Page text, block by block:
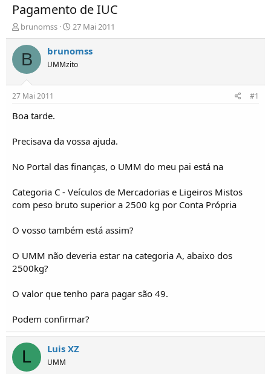
Pagamento de IUC
I
n
i
i
d
o
r
T
p
c
s
brunomss
D
a
t
d
o
27 Mai 2011
B brunomss
UMMzito
27 Mai 2011 #1
Boa tarde.
Precisava da vossa ajuda.
No Portal das finanças, o UMM do meu pai está na
Categoria C - Veículos de Mercadorias e Ligeiros Mistos
com peso bruto superior a 2500 kg por Conta Própria
O vosso também está assim?
O UMM não deveria estar na categoria A, abaixo dos
2500kg?
O valor que tenho para pagar são 49.
Podem confirmar?
L Luis XZ
UMM